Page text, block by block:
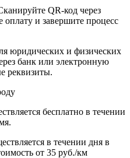
QR-код через
и завершите процесс
юридических и физических
банк или электронную
реквизиты.
бесплатно в течении
в течении дня в
от 35 руб./км